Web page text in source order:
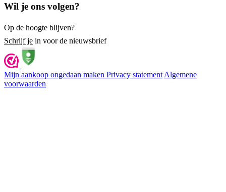
Wil je ons volgen?
Op de hoogte blijven?
Schrijf je in voor de nieuwsbrief
Mijn aankoop ongedaan maken Privacy statement Algemene
voorwaarden